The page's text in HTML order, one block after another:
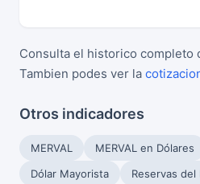
Consulta el historico completo
Tambien podes ver la
Otros indicadores
MERVAL MERVAL en Dólares
Dólar Mayorista
Reservas del